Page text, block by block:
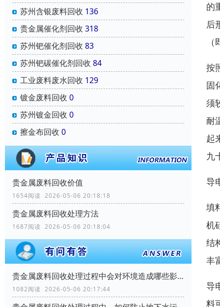
苏州含银废料回收 136
贵金属催化剂回收 318
苏州钯催化剂回收 83
苏州钯碳催化剂回收 84
工业废料废水回收 129
镀金废料回收 0
苏州镀金回收 0
擦金布回收 0
贵金属废料回收价值
1654阅读 2026-05-06 20:18:18
贵金属废料回收处理方法
1687阅读 2026-05-06 20:18:04
贵金属废料回收处理过程中会对环境造成哪些影响？
1082阅读 2026-05-06 20:17:44
的
后
按
固
须
耐
起
九
导
填
机
结
丰
导
料